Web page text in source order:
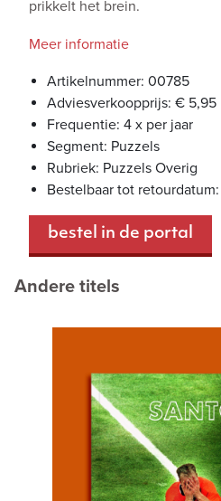
prikkelt het brein.
Meer informatie
Artikelnummer: 00785
Adviesverkoopprijs: € 5,95
Frequentie: 4 x per jaar
Segment: Puzzels
Rubriek: Puzzels Overig
Bestelbaar tot
bestel in de portal
Andere titels